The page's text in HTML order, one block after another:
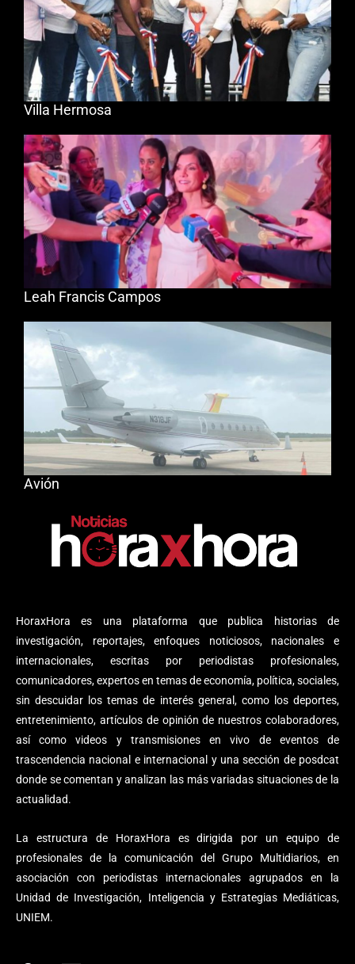
HoraxHora es una plataforma que publica historias de
investigación, reportajes, enfoques noticiosos, nacionales e
internacionales, escritas por periodistas profesionales,
comunicadores, expertos en temas de economía, política, sociales,
sin descuidar los temas de interés general, como los deportes,
entretenimiento, artículos de opinión de nuestros colaboradores,
así como videos y transmisiones en vivo de eventos de
trascendencia nacional e internacional y una sección de posdcat
donde se comentan y analizan las más variadas situaciones de la
actualidad.
La estructura de HoraxHora es dirigida por un equipo de
profesionales de la comunicación del Grupo Multidiarios, en
asociación con periodistas internacionales agrupados en la
Unidad de Investigación, Inteligencia y Estrategias Mediáticas,
UNIEM.
Villa Hermosa
Leah Francis Campos
Avión